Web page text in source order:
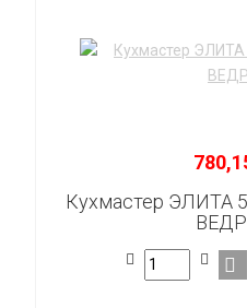
Кухмастер ЭЛИТА